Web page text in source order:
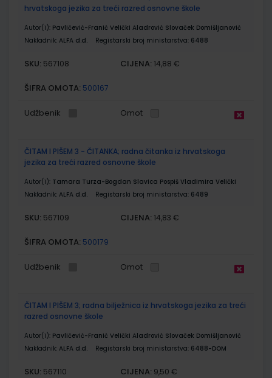
hrvatskoga jezika za treći razred osnovne škole
Autor(i): Pavličević-Franić Velički Aladrović Slovaček Domišljanović
Nakladnik: ALFA d.d. Registarski broj ministarstva: 6488
SKU: 567108 CIJENA: 14,88 €
ŠIFRA OMOTA: 500167
Udžbenik Omot
ČITAM I PIŠEM 3 - ČITANKA; radna čitanka iz hrvatskoga
jezika za treći razred osnovne škole
Autor(i): Tamara Turza-Bogdan Slavica Pospiš Vladimira Velički
Nakladnik: ALFA d.d. Registarski broj ministarstva: 6489
SKU: 567109 CIJENA: 14,83 €
ŠIFRA OMOTA: 500179
Udžbenik Omot
ČITAM I PIŠEM 3; radna bilježnica iz hrvatskoga jezika za treći
razred osnovne škole
Autor(i): Pavličević-Franić Velički Aladrović Slovaček Domišljanović
Nakladnik: ALFA d.d. Registarski broj ministarstva: 6488-DOM
SKU: 567110 CIJENA: 9,50 €